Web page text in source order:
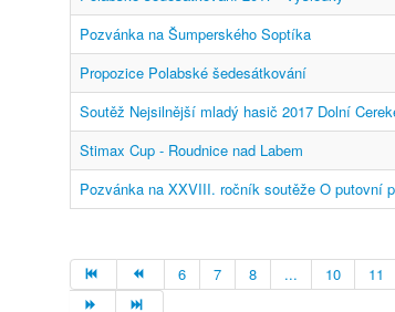
Pozvánka na Šumperského Soptíka
Propozice Polabské šedesátkování
Soutěž Nejsilnější mladý hasič 2017 Dolní
Stimax Cup - Roudnice nad Labem
Pozvánka na XXVIII. ročník soutěže O putovní
6
7 8 ... 10 11